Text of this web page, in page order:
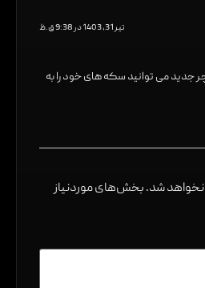
تیر 31, 1403 در 9:38 ق.ظ
جدید می توانید سکه های خود را به
نخواهد شد.بخش‌های موردنیاز